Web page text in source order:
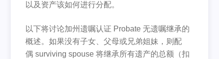
以及资产该如何进行分配。
以下将讨论加州遗嘱认证 Probate 无遗嘱继承的
概述。如果没有子女、父母或兄弟姐妹，则配
偶 surviving spouse 将继承所有遗产的总额（扣